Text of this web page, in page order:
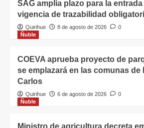
SAG amplía plazo para la entrada
vigencia de trazabilidad
Quirihue 8 de agosto de 2026
0
Ñuble
COEVA aprueba proyecto de
se emplazará en las comunas de
Carlos
Quirihue 6 de agosto de 2026
0
Ñuble
Ministro de agricultura decreta